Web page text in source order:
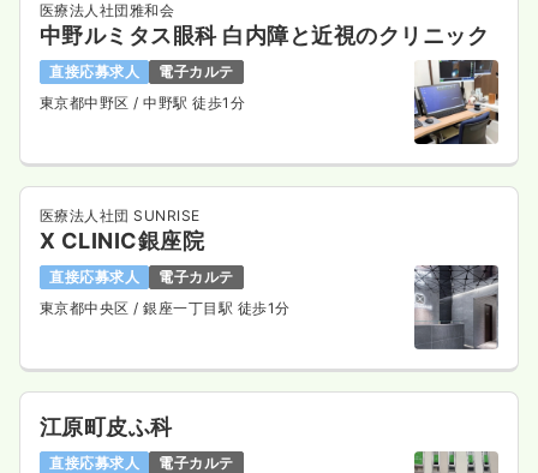
医療法人社団雅和会
中野ルミタス眼科 白内障と近視のクリニック
直接応募求人
電子カルテ
東京都中野区/ 中野駅 徒歩1分
医療法人社団 SUNRISE
X CLINIC銀座院
直接応募求人
電子カルテ
東京都中央区/ 銀座一丁目駅 徒歩1分
江原町皮ふ科
直接応募求人
電子カルテ